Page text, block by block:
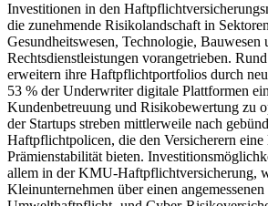
Investitionen in den
die zunehmende Risikolandschaft in
Gesundheitswesen, Technologie, Bauwesen
Rechtsdienstleistungen vorangetrieben.
erweitern ihre Haftpflichtportfolios durch
53 % der Underwriter digitale Plattformen
Kundenbetreuung und Risikobewertung zu
der Startups streben mittlerweile nach
Haftpflichtpolicen, die den Versicherern eine
Prämienstabilität bieten.
allem in der KMU-Haftpflichtversicherung,
Kleinunternehmen über einen